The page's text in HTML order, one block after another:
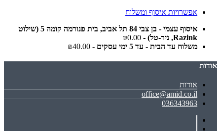
אפשרויות איסוף ומשלוח
איסוף עצמי - בן צבי 84 תל אביב, בית פנורמה קומה 5 (שילוט
Razink, ניר-טל)
- ₪0.00
משלוח עד הבית - עד 5 ימי עסקים
- ₪40.00
אודות
אודות
office@amid.co.il
036343963